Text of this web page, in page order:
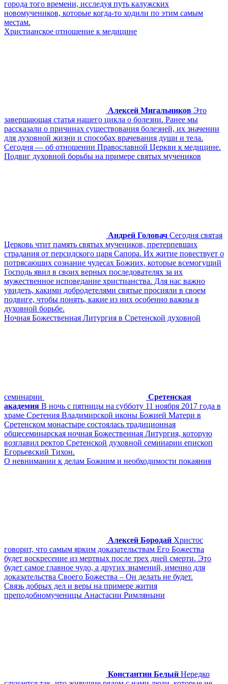
города того времени, исследуя путь калужских
новомучеников, которые когда-то ходили по этим самым
местам.
Христианское отношение к медицине
Алексей Мигальников Это
завершающая статья нашего цикла о болезни. Ранее мы
рассказали о причинах существования болезней, их значении
для духовной жизни и способах врачевания души и тела.
Сегодня — об отношении Православной Церкви к медицине.
Подвиг духовной борьбы на примере святых мучеников
Андрей Головач Сегодня святая
Церковь чтит память святых мучеников, претерпевших
страдания от персидского царя Сапора. Их житие повествует о
потрясающих сознание чудесах Божиих, которые всемогущий
Господь явил в своих верных последователях за их
мужественное исповедание христианства. Для нас важно
увидеть, какими добродетелями святые просияли в своем
подвиге, чтобы понять, какие из них особенно важны в
духовной борьбе.
Ночная Божественная Литургия в Сретенской духовной
семинарии
Сретенская
академия В ночь с пятницы на субботу 11 ноября 2017 года в
храме Сретения Владимирской иконы Божией Матери в
Сретенском монастыре состоялась традиционная
общесеминарская ночная Божественная Литургия, которую
возглавил ректор Сретенской духовной семинарии епископ
Егорьевский Тихон.
О невнимании к делам Божиим и необходимости покаяния
Алексей Бородай Христос
говорит, что самым ярким доказательствам Его Божества
будет воскресение из мертвых после трех дней смерти. Это
будет самое главное чудо, а других знамений, именно для
доказательства Своего Божества – Он делать не будет.
Связь добрых дел и веры на примере жития
преподобномученицы Анастасии Римляныни
Константин Белый Нередко